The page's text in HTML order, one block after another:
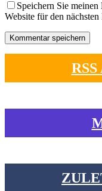
Speichern Sie
Website für den